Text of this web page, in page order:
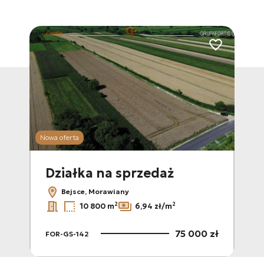
Nowa oferta
Dodaj do
Działka na sprzedaż
Bejsce, Morawiany
10 800 m2 6,94 zł/m2
FOR-GS-142 75 000 zł